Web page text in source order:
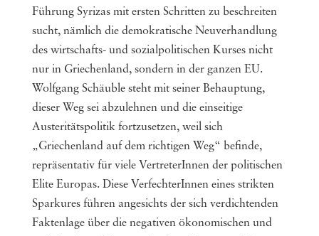
Führung Syrizas mit ersten Schritten zu beschreiten
sucht, nämlich die demokratische Neuverhandlung
des wirtschafts- und sozialpolitischen Kurses nicht
nur in Griechenland, sondern in der ganzen EU.
Wolfgang Schäuble steht mit seiner Behauptung,
dieser Weg sei abzulehnen und die einseitige
Austeritätspolitik fortzusetzen, weil sich
„Griechenland auf dem richtigen Weg“ befinde,
repräsentativ für viele VertreterInnen der politischen
Elite Europas. Diese VerfechterInnen eines strikten
Sparkures führen angesichts der sich verdichtenden
Faktenlage über die negativen ökonomischen und